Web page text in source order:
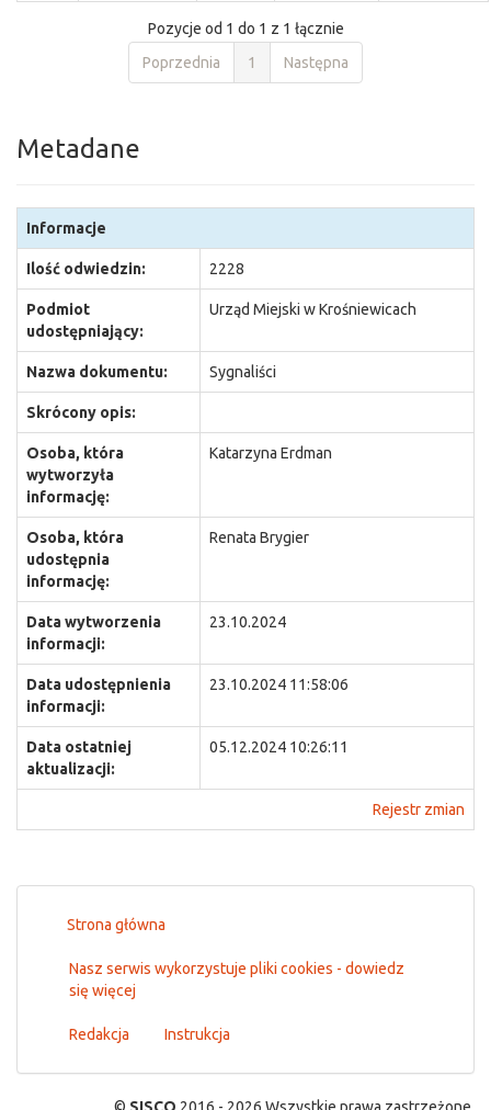
Pozycje od 1 do 1 z 1 łącznie
Poprzednia
1 Następna
Metadane
Informacje
Ilość odwiedzin: 2228
Podmiot
udostępniający:
Urząd Miejski w Krośniewicach
Nazwa dokumentu: Sygnaliści
Skrócony opis:
Osoba, która
wytworzyła
informację:
Katarzyna Erdman
Osoba, która
udostępnia
informację:
Renata Brygier
Data wytworzenia
informacji:
23.10.2024
Data udostępnienia
informacji:
23.10.2024 11:58:06
Data ostatniej
aktualizacji:
05.12.2024 10:26:11
Rejestr zmian
Strona główna
Nasz serwis wykorzystuje pliki cookies - dowiedz
się więcej
Redakcja Instrukcja